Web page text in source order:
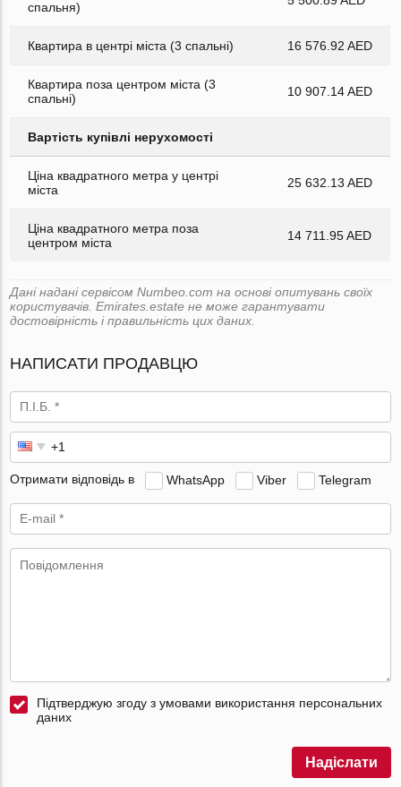
спальня)
Квартира в центрі міста (3 спальні) 16 576.92 AED
Квартира поза центром міста (3
спальні)
10 907.14 AED
Вартість купівлі нерухомості
Ціна квадратного метра у центрі
міста
25 632.13 AED
Ціна квадратного метра поза
центром міста
14 711.95 AED
Дані надані сервісом Numbeo.com на основі опитувань своїх
користувачів. Emirates.estate не може гарантувати
достовірність і правильність цих даних.
НАПИСАТИ ПРОДАВЦЮ
Отримати відповідь в WhatsApp Viber Telegram
Підтверджую згоду з умовами використання персональних
даних
Надіслати